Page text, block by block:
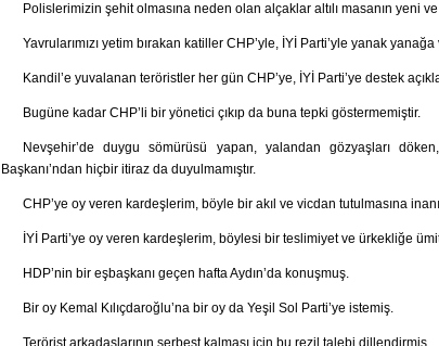
Polislerimizin şehit olmasına neden olan alçaklar altılı masanın yeni
Yavrularımızı yetim bırakan katiller CHP’yle, İYİ Parti’yle yanak
Kandil’e yuvalanan teröristler her gün CHP’ye, İYİ Parti’ye destek
Bugüne kadar CHP’li bir yönetici çıkıp da buna tepki göstermemiştir.
Nevşehir’de duygu sömürüsü yapan, yalandan gözyaşları
Başkanı’ndan hiçbir itiraz da duyulmamıştır.
CHP’ye oy veren kardeşlerim, böyle bir akıl ve vicdan tutulmasına
İYİ Parti’ye oy veren kardeşlerim, böylesi bir teslimiyet ve ürkekliğe
HDP’nin bir eşbaşkanı geçen hafta Aydın’da konuşmuş.
Bir oy Kemal Kılıçdaroğlu’na bir oy da Yeşil Sol Parti’ye istemiş.
Terörist arkadaşlarının serbest kalması için bu rezil talebi dillendirmiş.